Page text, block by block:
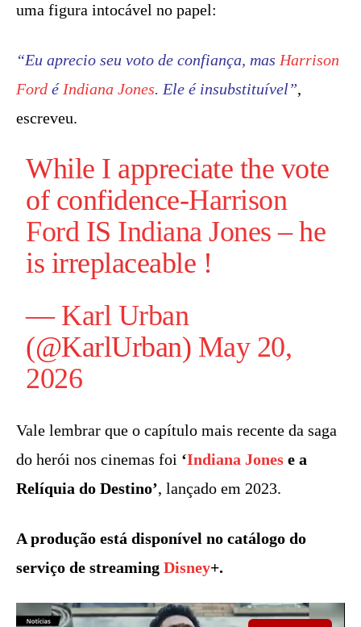
uma figura intocável no papel:
“Eu aprecio seu voto de confiança, mas Harrison
Ford é Indiana Jones. Ele é insubstituível”,
escreveu.
While I appreciate the vote
of confidence-Harrison
FordIS Indiana Jones – he
is irreplaceable !
— Karl Urban
(@KarlUrban) May 20,
2026
Vale lembrar que o capítulo mais recente da saga
do herói nos cinemas foi ‘Indiana Jones e a
Relíquia do Destino’, lançado em 2023.
A produção está disponível no catálogo do
serviço de streaming Disney+.